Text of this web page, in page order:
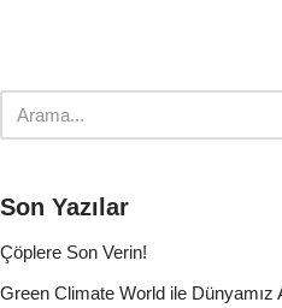
Son Yazılar
Çöplere Son Verin!
Green Climate World ile Dünyamız